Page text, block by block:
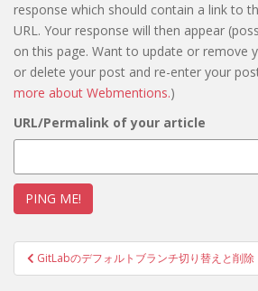
response which should contain a link to
URL. Your response will then appear
on this page. Want to update or remove
or delete your post and re-enter your
more about Webmentions.)
URL/Permalink of your article
投
稿
GitLabのデフォルトブランチ切り替えと削除